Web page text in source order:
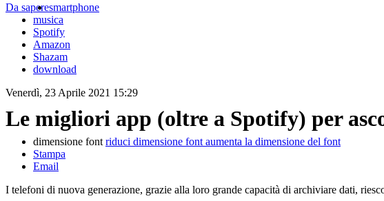
Da saperesmartphone
musica
Spotify
Amazon
Shazam
download
Venerdì, 23 Aprile 2021 15:29
Le migliori app (oltre a Spotify) per
dimensione font riduci dimensione font aumenta la dimensione del font
Stampa
Email
I telefoni di nuova generazione, grazie alla loro grande capacità di archiviare dati,